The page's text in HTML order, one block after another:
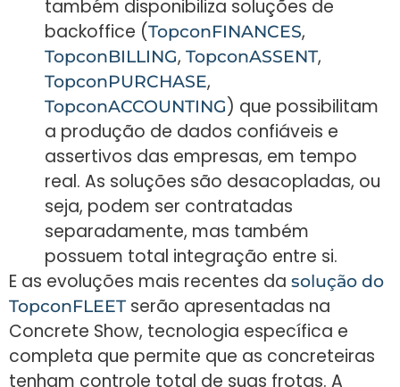
também disponibiliza soluções de
backoffice (TopconFINANCES,
TopconBILLING, TopconASSENT,
TopconPURCHASE,
TopconACCOUNTING) que possibilitam
a produção de dados confiáveis e
assertivos das empresas, em tempo
real. As soluções são desacopladas, ou
seja, podem ser contratadas
separadamente, mas também
possuem total integração entre si.
E as evoluções mais recentes da solução do
TopconFLEET serão apresentadas na
Concrete Show, tecnologia específica e
completa que permite que as concreteiras
tenham controle total de suas frotas. A